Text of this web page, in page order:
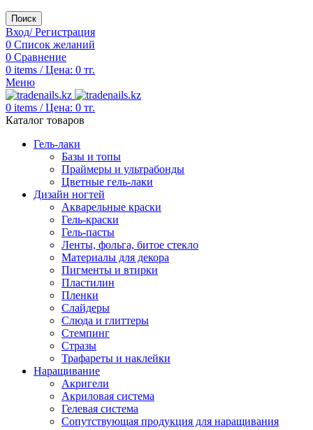
Поиск
Вход/ Регистрация
0 Список желаний
0 Сравнение
0 items / Цена: 0 тг.
Меню
0 items / Цена: 0 тг.
Каталог товаров
Гель-лаки
Базы и топы
Праймеры и ультрабонды
Цветные гель-лаки
Дизайн ногтей
Акварельные краски
Гель-краски
Гель-пасты
Ленты, фольга, битое стекло
Материалы для декора
Пигменты и втирки
Пластилин
Пленки
Слайдеры
Слюда и глиттеры
Стемпинг
Стразы
Трафареты и наклейки
Наращивание
Акригели
Акриловая система
Гелевая система
Сопутствующая продукция для наращивания